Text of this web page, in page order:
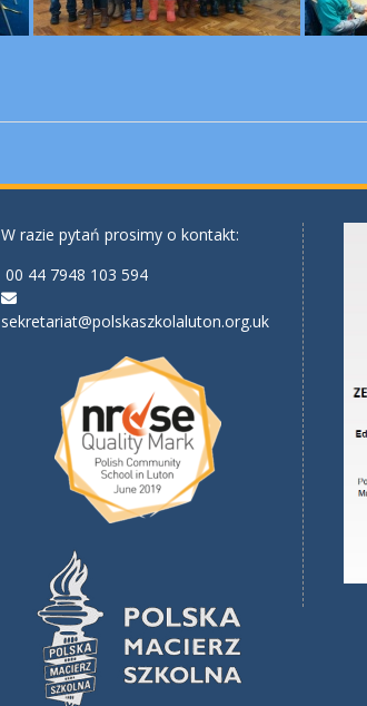
W razie pytań prosimy o kontakt:
00 44 7948 103 594
sekretariat@polskaszkolaluton.org.uk